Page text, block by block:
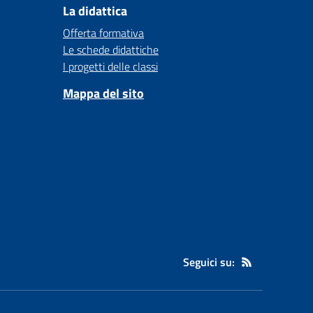
La didattica
Offerta formativa
Le schede didattiche
I progetti delle classi
Mappa del sito
Seguici su: